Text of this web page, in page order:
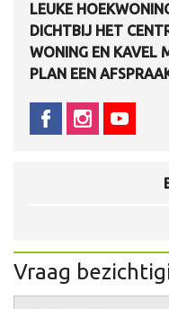
LEUKE
DICHTBIJ HET
WONING EN KAVEL
PLAN EEN
Vraag